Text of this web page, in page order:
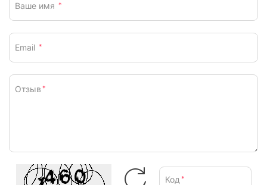
Ваше имя *
Email *
Отзыв *
Код *